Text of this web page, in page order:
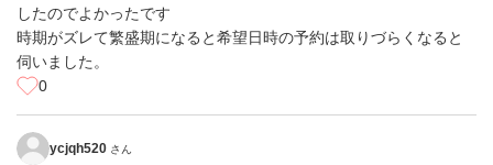
したのでよかったです
時期がズレて繁盛期になると希望日時の予約は取りづらくなると
伺いました。
0
ycjqh520 さん